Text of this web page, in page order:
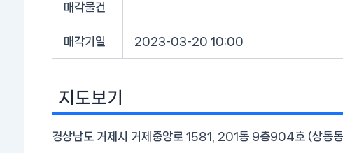
매각물건
매각기일 2023-03-20 10:00
지도보기
경상남도 거제시 거제중앙로 1581, 201동 9층904호 (상동